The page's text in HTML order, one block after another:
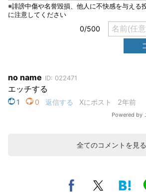
全てのコメントを見る